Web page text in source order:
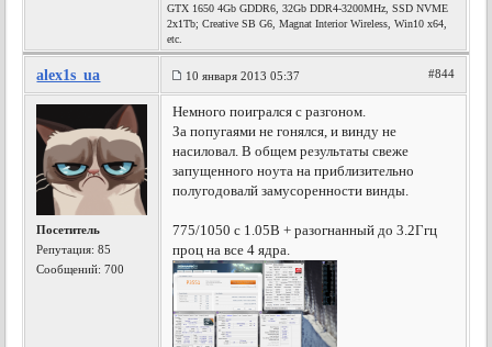
GTX 1650 4Gb GDDR6, 32Gb DDR4-3200MHz, SSD NVME
2x1Tb; Creative SB G6, Magnat Interior Wireless, Win10 x64,
etc.
alex1s_ua 10 января 2013 05:37 #844
Посетитель
Репутация:85
Сообщений: 700
Немного поигрался с разгоном.
За попугаями не гонялся, и винду не
насиловал. В общем результаты свеже
запущенного ноута на приблизительно
полугодовалй замусоренности винды.
775/1050 с 1.05В + разогнанный до 3.2Ггц
проц на все 4 ядра.